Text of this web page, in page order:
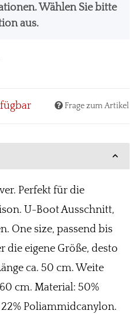
Wählen Sie bitte
aus.
Frage zum Artikel
Perfekt für die
U-Boot Ausschnitt,
One size, passend bis
die eigene Größe, desto
ca. 50 cm. Weite
cm. Material: 50%
Poliammidcanylon.